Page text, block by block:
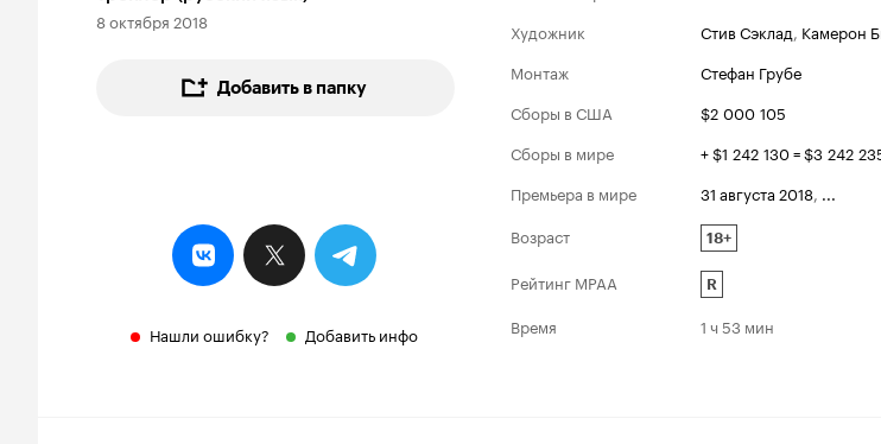
8 октября 2018
Добавить в папку
Нашли ошибку? Добавить инфо
Художник
Стив Сэклад, Камерон
Монтаж
Стефан Грубе
Сборы в США
$2 000 105
Сборы в мире
+ $1 242 130 = $3 242
Премьера в мире
31 августа 2018, ...
Возраст
18+
Рейтинг MPAA R
Время 1 ч 53 мин